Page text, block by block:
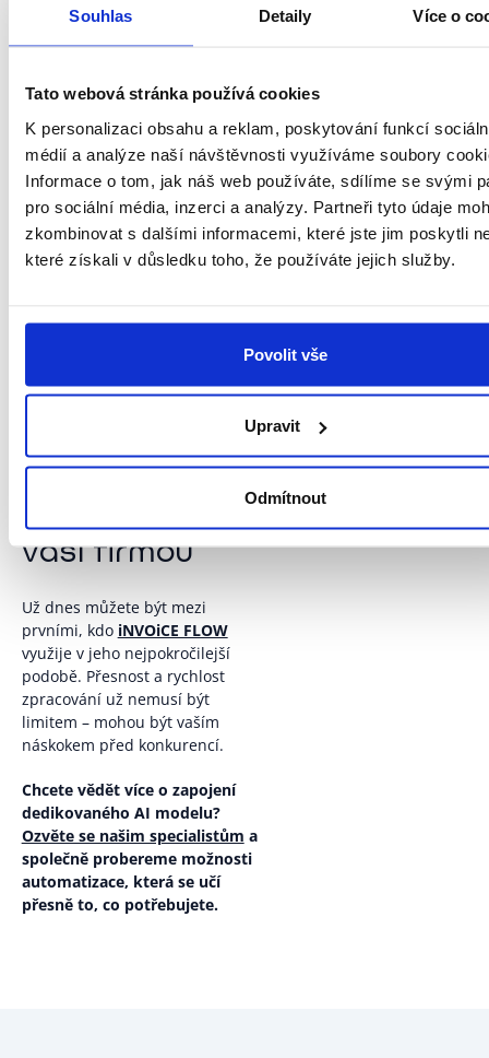
Souhlas Detaily Více o
Tato webová stránka používá cookies
K personalizaci obsahu a reklam, poskytování funkcí
médií a analýze naší návštěvnosti využíváme soubory
Informace o tom, jak náš web používáte, sdílíme se svými
pro sociální média, inzerci a analýzy. Partneři tyto údaje
zkombinovat s dalšími informacemi, které jste jim poskytli
které získali v důsledku toho, že používáte jejich služby.
Povolit vše
Upravit
Odmítnout
LOKiA WMS– stavíme na
chytrých technologiích, které
modul vytěžování je dalším
logickým krokem v této strategii.
Nejde o jednorázovou inovaci,
ale oplatformu, která se bude
dále rozvíjet . Postupně Vašim
týmům zpřístupníme rozšířené
možnosti využití, podrobný
maximum. O dostupnosti této
inteligence,
vaší firmou
Už dnes můžete být mezi
prvními, kdo iNVOiCE FLOW
využije v jeho nejpokročilejší
podobě. Přesnost a rychlost
zpracování už nemusí být
limitem – mohou být vaším
náskokem před konkurencí.
Chcete vědět více o zapojení
dedikovaného AI modelu?
Ozvěte se našim specialistům a
společně probereme možnosti
automatizace, která se učí
přesně to, co potřebujete.